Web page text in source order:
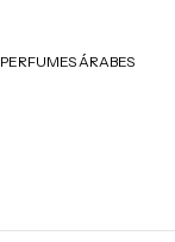
PERFUMES ÁRABES